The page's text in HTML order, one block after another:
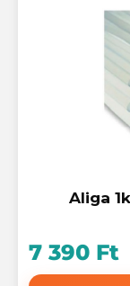
Aliga
7 390 Ft